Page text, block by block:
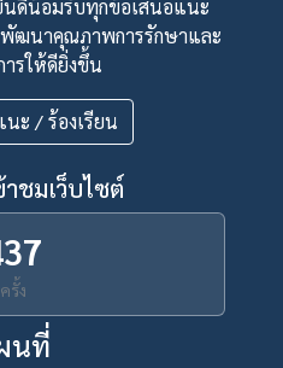
ดีน้อมรับทุกข้อเสนอแนะ
ฒนาคุณภาพการรักษาและ
ารให้ดียิ่งขึ้น
ะ / ร้องเรียน
ชมเว็บไซต์
ครั้ง
นที่